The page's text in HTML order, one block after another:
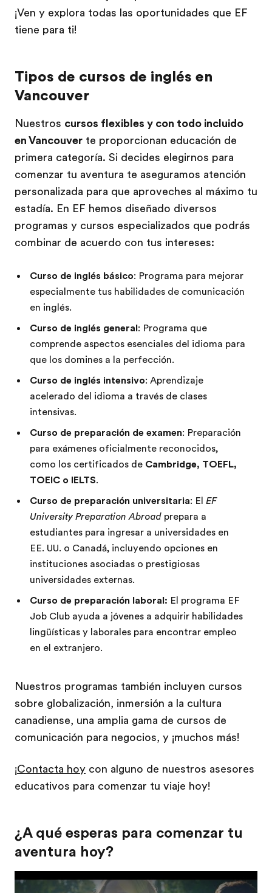
¡Ven y explora todas las oportunidades que EF
tiene para ti!
Tipos de cursos de inglés en
Vancouver
Nuestros cursos flexibles y con todo incluido
en Vancouver te proporcionan educación de
primera categoría. Si decides elegirnos para
comenzar tu aventura te aseguramos atención
personalizada para que aproveches al máximo tu
estadía. En EF hemos diseñado diversos
programas y cursos especializados que podrás
combinar de acuerdo con tus intereses:
Curso de inglés básico: Programa para mejorar
especialmente tus habilidades de comunicación
en inglés.
Curso de inglés general: Programa que
comprende aspectos esenciales del idioma para
que los domines a la perfección.
Curso de inglés intensivo: Aprendizaje
acelerado del idioma a través de clases
intensivas.
Curso de preparación de examen: Preparación
para exámenes oficialmente reconocidos,
como los certificados de Cambridge, TOEFL,
TOEIC o IELTS.
Curso de preparación universitaria: El EF
University Preparation Abroad prepara a
estudiantes para ingresar a universidades en
EE. UU. o Canadá, incluyendo opciones en
instituciones asociadas o prestigiosas
universidades externas.
Curso de preparación laboral: El programa EF
Job Club ayuda a jóvenes a adquirir habilidades
lingüísticas y laborales para encontrar empleo
en el extranjero.
Nuestros programas también incluyen cursos
sobre globalización, inmersión a la cultura
canadiense, una amplia gama de cursos de
comunicación para negocios, y ¡muchos más!
¡Contacta hoy con alguno de nuestros asesores
educativos para comenzar tu viaje hoy!
¿A qué esperas para comenzar tu
aventura hoy?